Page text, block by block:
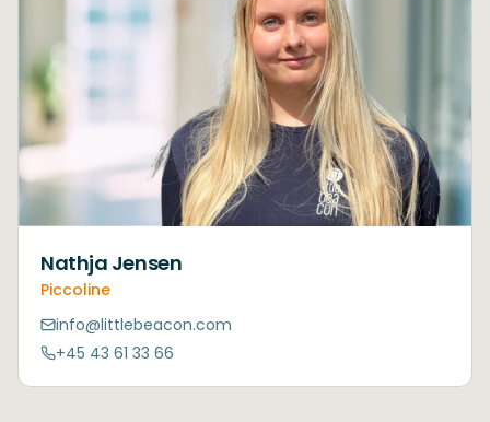
Nathja Jensen
Piccoline
info@littlebeacon.com
+45 43 61 33 66